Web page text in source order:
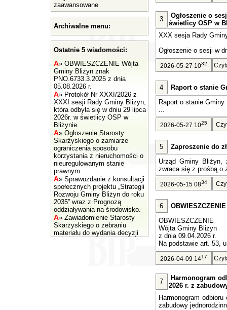
zaawansowane
Archiwalne menu:
Ostatnie 5 wiadomości:
A» OBWIESZCZENIE Wójta
Gminy Bliżyn znak
PNO.6733.3.2025 z dnia
05.08.2026 r.
A» Protokół Nr XXXI/2026 z
XXXI sesji Rady Gminy Bliżyn,
która odbyła się w dniu 29 lipca
2026r. w świetlicy OSP w
Bliżynie.
A» Ogłoszenie Starosty
Skarżyskiego o zamiarze
ograniczenia sposobu
korzystania z nieruchomości o
nieuregulowanym stanie
prawnym
A» Sprawozdanie z konsultacji
społecznych projektu „Strategii
Rozwoju Gminy Bliżyn do roku
2035” wraz z Prognozą
oddziaływania na środowisko.
A» Zawiadomienie Starosty
Skarżyskiego o zebraniu
materiału do wydania decyzji
3
Ogłoszenie o
świetlicy OSP w
XXX sesja Rady
Ogłoszenie o sesji w
2026-05-27 1032
4
Raport o stanie
Raport o stanie
...
2026-05-27 1025
5
Zaproszenie do
Urząd Gminy
zwraca się z prośbą o
2026-05-15 0834
6
OBWIESZCZENIE
Wójta Gminy Bliżyn
z dnia 09.04.2026 r.
Na podstawie art. 53,
2026-04-09 1417
7
Harmonogram
2026 r. z
Harmonogram
zabudowy